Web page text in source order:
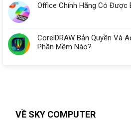
Office Chính Hãng Có Được
CorelDRAW Bản Quyền Và
Phần Mềm Nào?
VỀ SKY COMPUTER